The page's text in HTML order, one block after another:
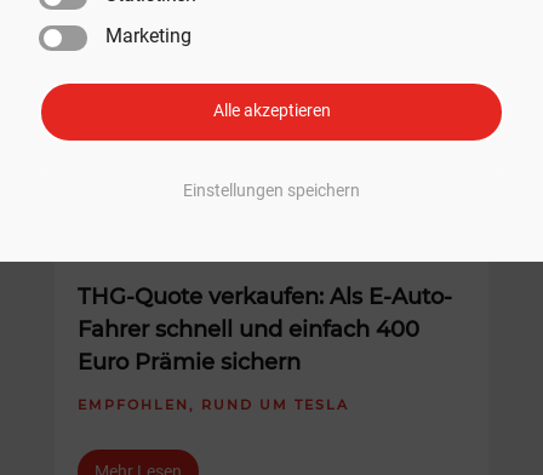
Marketing
Alle akzeptieren
Einstellungen speichern
THG-Quote verkaufen: Als E-Auto-
Fahrer schnell und einfach 400
Euro Prämie sichern
EMPFOHLEN , RUND UM TESLA